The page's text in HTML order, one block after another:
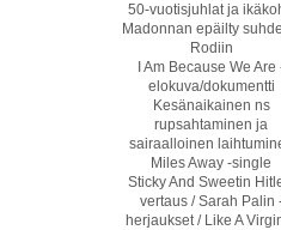
50-vuotisjuhlat ja
Madonnan epäilty
Rodiin
I Am Because We Are
elokuva/dokumentti
Kesänaikainen ns
rupsahtaminen ja
sairaalloinen
Miles Away -single
Sticky And Sweetin
vertaus / Sarah Palin
herjaukset / Like A